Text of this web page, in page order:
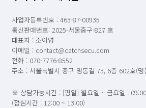
사업자등록번호 : 463-87-00935
통신판매번호: 2025-서울중구-827 호
대표자 : 조아영
이메일 : contact@catchsecu.com
전화 : 070-7776-8552
주소 : 서울특별시 중구 명동길 73, 6층 602호(명
※ 상담가능시간 : [평일] 월요일 ~ 금요일 :
(점심시간 : 12:00 ~ 13:00)